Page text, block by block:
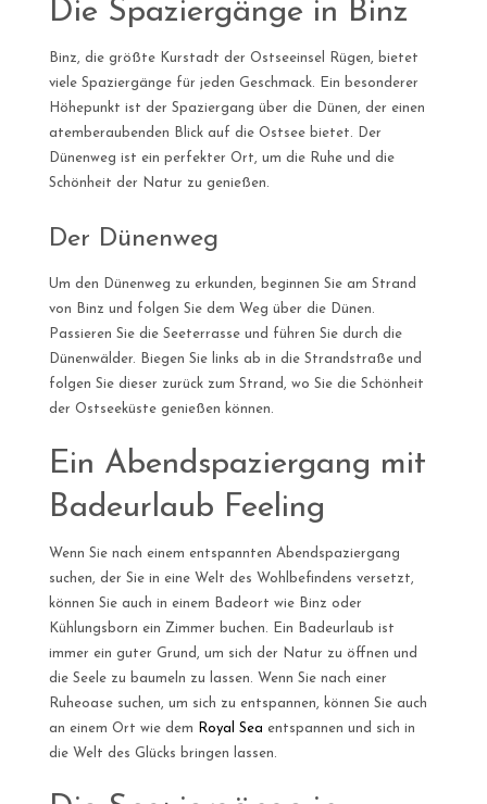
Die Spaziergänge in Binz
Binz, die größte Kurstadt der Ostseeinsel Rügen, bietet
viele Spaziergänge für jeden Geschmack. Ein besonderer
Höhepunkt ist der Spaziergang über die Dünen, der einen
atemberaubenden Blick auf die Ostsee bietet. Der
Dünenweg ist ein perfekter Ort, um die Ruhe und die
Schönheit der Natur zu genießen.
Der Dünenweg
Um den Dünenweg zu erkunden, beginnen Sie am Strand
von Binz und folgen Sie dem Weg über die Dünen.
Passieren Sie die Seeterrasse und führen Sie durch die
Dünenwälder. Biegen Sie links ab in die Strandstraße und
folgen Sie dieser zurück zum Strand, wo Sie die Schönheit
der Ostseeküste genießen können.
Ein Abendspaziergang mit
Badeurlaub Feeling
Wenn Sie nach einem entspannten Abendspaziergang
suchen, der Sie in eine Welt des Wohlbefindens versetzt,
können Sie auch in einem Badeort wie Binz oder
Kühlungsborn ein Zimmer buchen. Ein Badeurlaub ist
immer ein guter Grund, um sich der Natur zu öffnen und
die Seele zu baumeln zu lassen. Wenn Sie nach einer
Ruheoase suchen, um sich zu entspannen, können Sie auch
an einem Ort wie dem
Royal Sea entspannen und sich in
die Welt des Glücks bringen lassen.